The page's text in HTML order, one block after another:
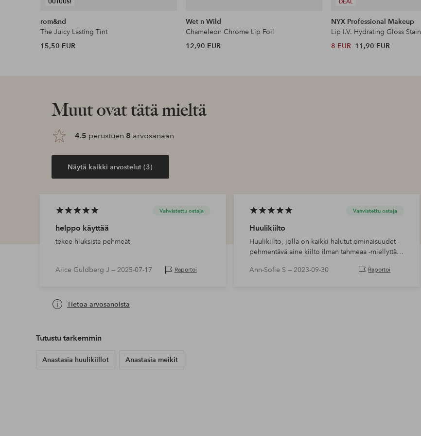
UUTUUS!
rom&nd
The Juicy Lasting Tint
15,50 EUR
Wet n Wild
Chameleon Chrome Lip Foil
12,90 EUR
DEAL
NYX Professional Makeup
Lip I.V. Hydrating Gloss Stain
8 EUR 11,90 EUR
Muut ovat tätä mieltä
4.5 perustuen 8 arvosanaan
Näytä kaikki arvostelut (3)
Vahvistettu ostaja
helppo käyttää
tekee hiuksista pehmeät
Alice Guldberg J — 2025-07-17 Raportoi
Vahvistettu ostaja
Huulikiilto
Huulikiilto, jolla on kaikki halutut ominaisuudet -
pehmentävä aine kiilto ilman tahmeaa -miellyttävä
Ann-Sofie S — 2023-09-30 Raportoi
Tietoa arvosanoista
Tutustu tarkemmin
Anastasia huulikiillot Anastasia meikit